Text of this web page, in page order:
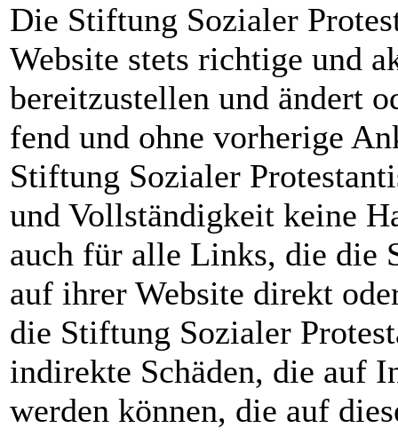
Die Stiftung Sozialer
Website stets richtige und
bereitzustellen und ändert
fend und ohne vorherige
Stiftung Sozialer
und Vollständigkeit keine
auch für alle Links, die die
auf ihrer Website direkt
die Stiftung Sozialer
indirekte Schäden, die auf
werden können, die auf